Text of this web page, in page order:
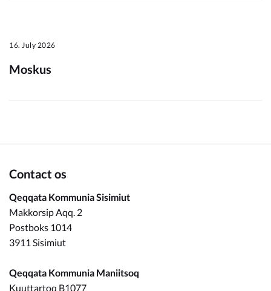
16. July 2026
Moskus
Contact os
Qeqqata Kommunia Sisimiut
Makkorsip Aqq. 2
Postboks 1014
3911 Sisimiut
Qeqqata Kommunia Maniitsoq
Kuuttartoq B1077